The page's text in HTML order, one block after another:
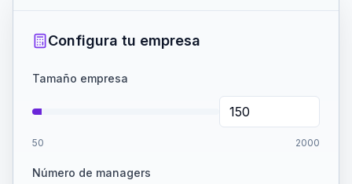
Configura tu empresa
Tamaño empresa
50 2000
Número de managers